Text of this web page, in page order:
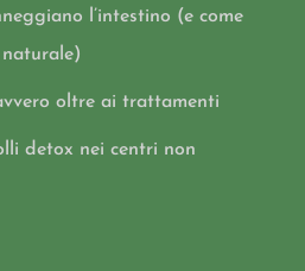
l’intestino (e come
oltre ai trattamenti
detox nei centri non